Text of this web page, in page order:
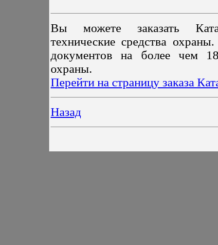
Вы можете заказать
технические средства
документов на более чем
охраны.
Перейти на страницу заказа
Назад